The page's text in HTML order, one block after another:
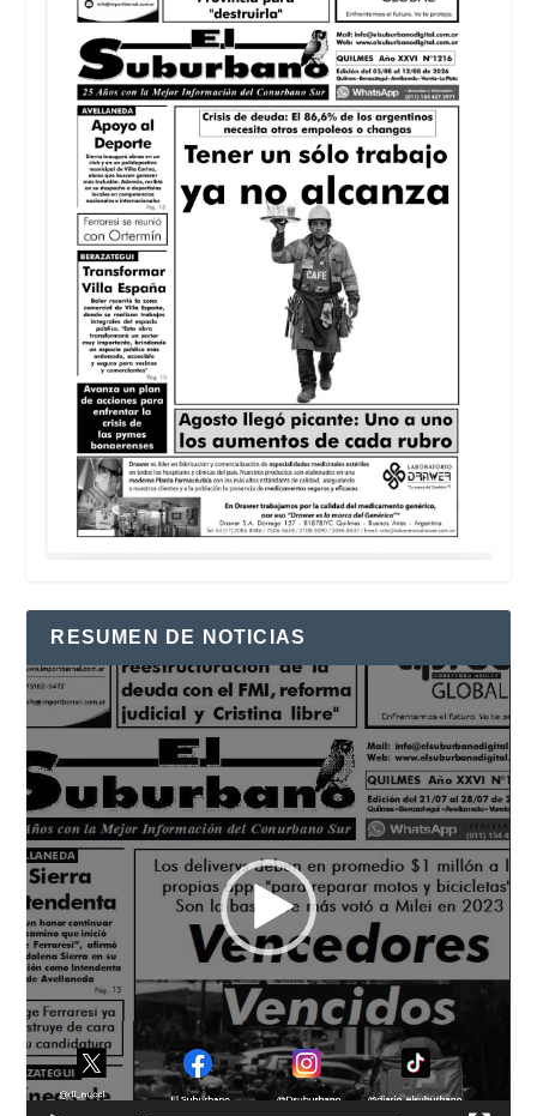
RESUMEN DE NOTICIAS
Reproductor
de
vídeo